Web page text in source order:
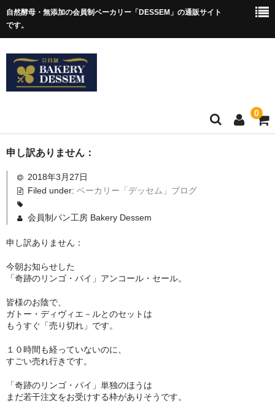
自然酵母・無添加の会員制ベーカリー「DESSEM」の通販サイト
です。
0
ホーム
ショップについて
アクセス
新規「会員制ベーカリー・デッセム」第１２期募集
申し訳ありません：
2018年3月27日
Filed under: ベーカリー「デッセム」ブログ
会員制パン工房 Bakery Dessem
申し訳ありません：
今朝お知らせした
「奇跡のリンゴ・パイ」アンコール・セール。
皆様のお陰で、
ガトー・ディヴィエ－ルとのセットは
もうすぐ「売り切れ」です。
１０時間も経っていないのに、
すごい売れ行きです。
「奇跡のリンゴ・パイ」単独のほうは
まだ若干注文をお受けする枠がありそうです。